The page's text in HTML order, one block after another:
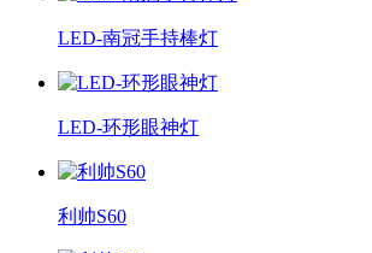
LED-南冠手持棒灯
LED-环形眼神灯
利帅S60